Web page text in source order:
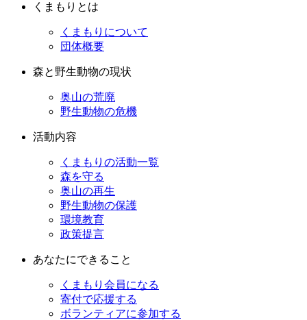
くまもりとは
くまもりについて
団体概要
森と野生動物の現状
奥山の荒廃
野生動物の危機
活動内容
くまもりの活動一覧
森を守る
奥山の再生
野生動物の保護
環境教育
政策提言
あなたにできること
くまもり会員になる
寄付で応援する
ボランティアに参加する